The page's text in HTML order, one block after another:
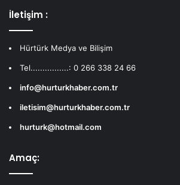
İletişim :
Hürtürk Medya ve Bilişim
Tel................: 0 266 338 24 66
info@hurturkhaber.com.tr
iletisim@hurturkhaber.com.tr
hurturk@hotmail.com
Amaç: